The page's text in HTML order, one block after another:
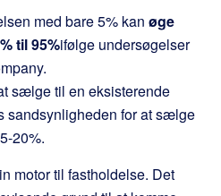
med bare 5% kan øge
til 95%ifølge undersøgelser
sælge til en eksisterende
sandsynligheden for at sælge
20%.
motor til fastholdelse. Det